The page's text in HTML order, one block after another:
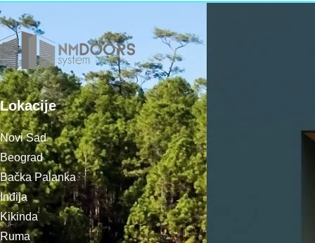
Lokacije
Novi Sad
Beograd
Bačka Palanka
Inđija
Kikinda
Ruma